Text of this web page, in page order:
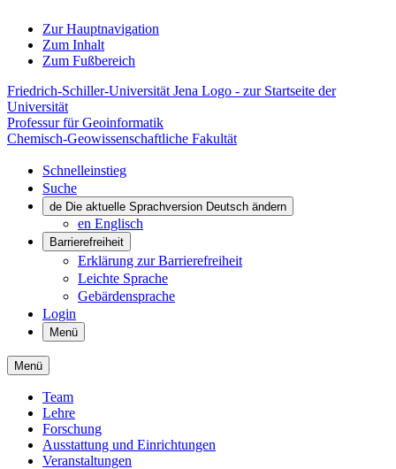
Zur Hauptnavigation
Zum Inhalt
Zum Fußbereich
Friedrich-Schiller-Universität Jena Logo - zur Startseite der
Universität
Professur für Geoinformatik
Chemisch-Geowissenschaftliche Fakultät
Schnelleinstieg
Suche
de Die aktuelle Sprachversion Deutsch ändern
en Englisch
Barrierefreiheit
Erklärung zur Barrierefreiheit
Leichte Sprache
Gebärdensprache
Login
Menü
Menü
Team
Lehre
Forschung
Ausstattung und Einrichtungen
Veranstaltungen